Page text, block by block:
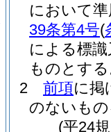
において
39条第4号(
による標
ものとす
2
前項に掲
のないも
(平24